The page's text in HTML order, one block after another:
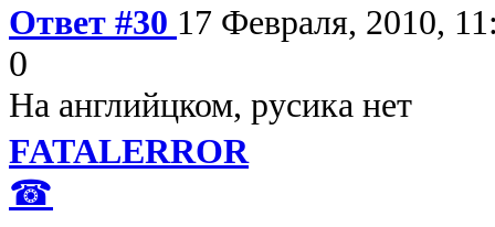
Ответ #30 17 Февраля, 2010,
0
На английцком, русика нет
FATALERROR
☎